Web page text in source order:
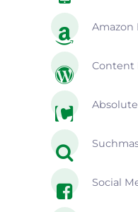
Content
Social